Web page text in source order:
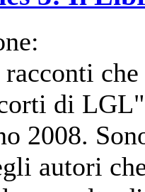
di
2008.
autori